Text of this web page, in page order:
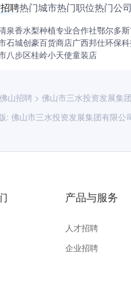
聘热门城市热门职位热门公司
泉香水梨种植专业合作社鄂尔多
石城创豪百货商店广西邦仕环保
八步区桂岭小天使童装店
佛山招聘 > 佛山市三水投资发展集
: 佛山市三水投资发展集团有限公
产品与服务
人才招聘
企业招聘